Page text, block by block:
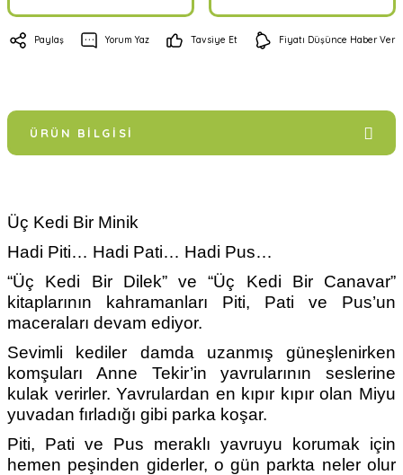
Paylaş Yorum Yaz Tavsiye Et Fiyatı Düşünce Haber Ver
ÜRÜN BILGISI
Üç Kedi Bir Minik
Hadi Piti… Hadi Pati… Hadi Pus…
“Üç Kedi Bir Dilek” ve “Üç Kedi Bir Canavar”
kitaplarının kahramanları Piti, Pati ve Pus’un
maceraları devam ediyor.
Sevimli kediler damda uzanmış güneşlenirken
komşuları Anne Tekir’in yavrularının seslerine
kulak verirler. Yavrulardan en kıpır kıpır olan Miyu
yuvadan fırladığı gibi parka koşar.
Piti, Pati ve Pus meraklı yavruyu korumak için
hemen peşinden giderler, o gün parkta neler olur